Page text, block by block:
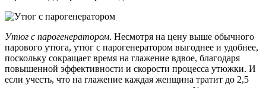
Утюг с парогенератором. Несмотря на цену выше обычного
парового утюга, утюг с парогенератором выгоднее и удобнее,
поскольку сокращает время на глажение вдвое, благодаря
повышенной эффективности и скорости процесса утюжки. И
если учесть, что на глажение каждая женщина тратит до 2,5